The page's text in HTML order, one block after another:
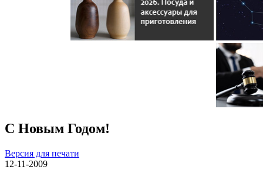
С Новым Годом!
Версия для печати
12-11-2009